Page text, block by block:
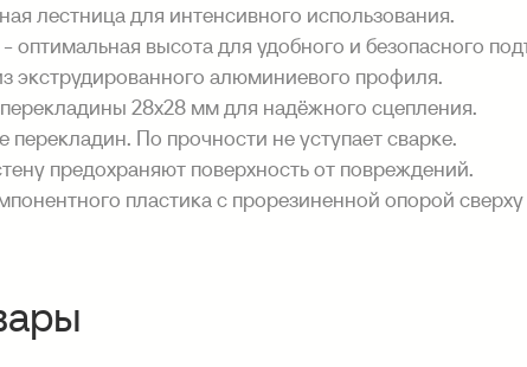
лестница для интенсивного использования.
высота для удобного и безопасного
экструдированного алюминиевого профиля.
28х28 мм для надёжного сцепления.
По прочности не уступает сварке.
предохраняют поверхность от повреждений.
пластика с прорезиненной опорой